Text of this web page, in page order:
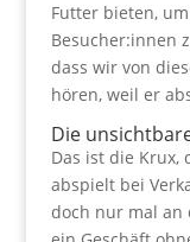
Futter bieten,
Besucher:innen
dass wir von
hören, weil er
Die
Das ist die Krux,
abspielt bei
doch nur mal an